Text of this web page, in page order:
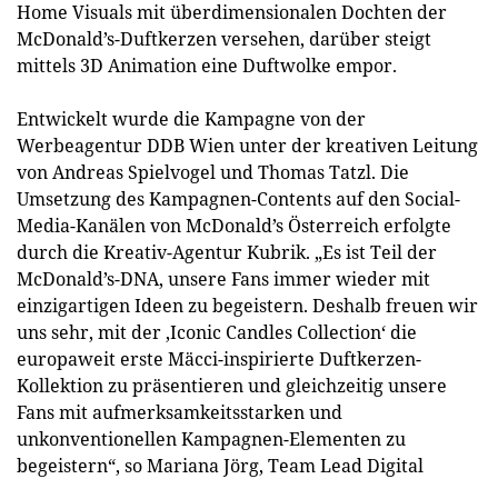
Home Visuals mit überdimensionalen Dochten der
McDonald’s-Duftkerzen versehen, darüber steigt
mittels 3D Animation eine Duftwolke empor.
Entwickelt wurde die Kampagne von der
Werbeagentur DDB Wien unter der kreativen Leitung
von Andreas Spielvogel und Thomas Tatzl. Die
Umsetzung des Kampagnen-Contents auf den Social-
Media-Kanälen von McDonald’s Österreich erfolgte
durch die Kreativ-Agentur Kubrik. „Es ist Teil der
McDonald’s-DNA, unsere Fans immer wieder mit
einzigartigen Ideen zu begeistern. Deshalb freuen wir
uns sehr, mit der ‚Iconic Candles Collection‘ die
europaweit erste Mäcci-inspirierte Duftkerzen-
Kollektion zu präsentieren und gleichzeitig unsere
Fans mit aufmerksamkeitsstarken und
unkonventionellen Kampagnen-Elementen zu
begeistern“, so Mariana Jörg, Team Lead Digital